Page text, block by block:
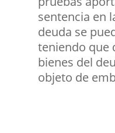
sentencia en
deuda se
teniendo que
bienes del
objeto de